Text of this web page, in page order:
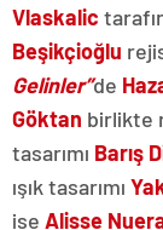
Vlaskalic
Beşikçioğlu
Gelinler”de
Göktan birlikte
tasarımı Barış
ışık tasarımı
ise Alisse